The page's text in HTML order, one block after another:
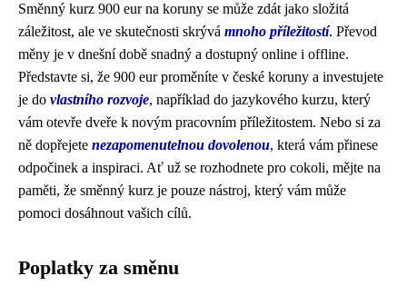
Směnný kurz 900 eur na koruny se může zdát jako složitá
záležitost, ale ve skutečnosti skrývá mnoho příležitostí. Převod
měny je v dnešní době snadný a dostupný online i offline.
Představte si, že 900 eur proměníte v české koruny a investujete
je do vlastního rozvoje, například do jazykového kurzu, který
vám otevře dveře k novým pracovním příležitostem. Nebo si za
ně dopřejete nezapomenutelnou dovolenou, která vám přinese
odpočinek a inspiraci. Ať už se rozhodnete pro cokoli, mějte na
paměti, že směnný kurz je pouze nástroj, který vám může
pomoci dosáhnout vašich cílů.
Poplatky za směnu